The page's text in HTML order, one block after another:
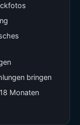
bringen
Monaten